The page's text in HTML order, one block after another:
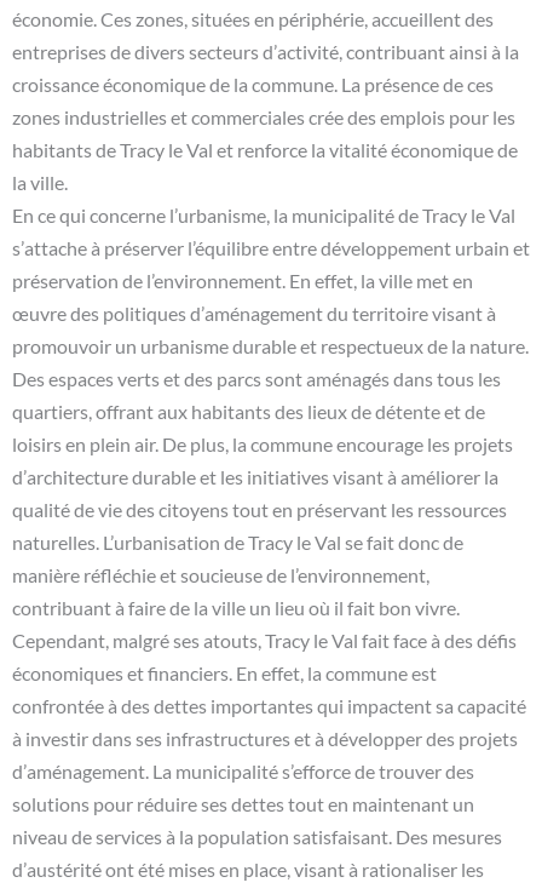
économie. Ces zones, situées en périphérie, accueillent des
entreprises de divers secteurs d’activité, contribuant ainsi à la
croissance économique de la commune. La présence de ces
zones industrielles et commerciales crée des emplois pour les
habitants de Tracy le Val et renforce la vitalité économique de
la ville.
En ce qui concerne l’urbanisme, la municipalité de Tracy le Val
s’attache à préserver l’équilibre entre développement urbain et
préservation de l’environnement. En effet, la ville met en
œuvre des politiques d’aménagement du territoire visant à
promouvoir un urbanisme durable et respectueux de la nature.
Des espaces verts et des parcs sont aménagés dans tous les
quartiers, offrant aux habitants des lieux de détente et de
loisirs en plein air. De plus, la commune encourage les projets
d’architecture durable et les initiatives visant à améliorer la
qualité de vie des citoyens tout en préservant les ressources
naturelles. L’urbanisation de Tracy le Val se fait donc de
manière réfléchie et soucieuse de l’environnement,
contribuant à faire de la ville un lieu où il fait bon vivre.
Cependant, malgré ses atouts, Tracy le Val fait face à des défis
économiques et financiers. En effet, la commune est
confrontée à des dettes importantes qui impactent sa capacité
à investir dans ses infrastructures et à développer des projets
d’aménagement. La municipalité s’efforce de trouver des
solutions pour réduire ses dettes tout en maintenant un
niveau de services à la population satisfaisant. Des mesures
d’austérité ont été mises en place, visant à rationaliser les